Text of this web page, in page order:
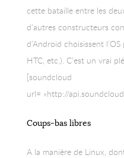
cette bataille entre les
d’autres constructeurs
d’Android choisissent
HTC, etc.). C’est un vrai
[soundcloud
url= »http://
Coups-bas libres
A la manière de Linux,